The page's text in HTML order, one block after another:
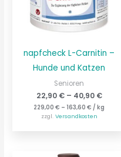
napfcheck L-Carnitin –
Hunde und Katzen
Senioren
22,90 €– 40,90 €
229,00€ –163,60€ / kg
zzgl. Versandkosten